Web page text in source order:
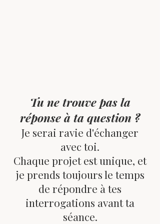
Tu ne trouve pas la
réponse à ta question ?
Je serai ravie d'échanger
avec toi.
Chaque projet est unique, et
je prends toujours le temps
de répondre à tes
interrogations avant ta
séance.